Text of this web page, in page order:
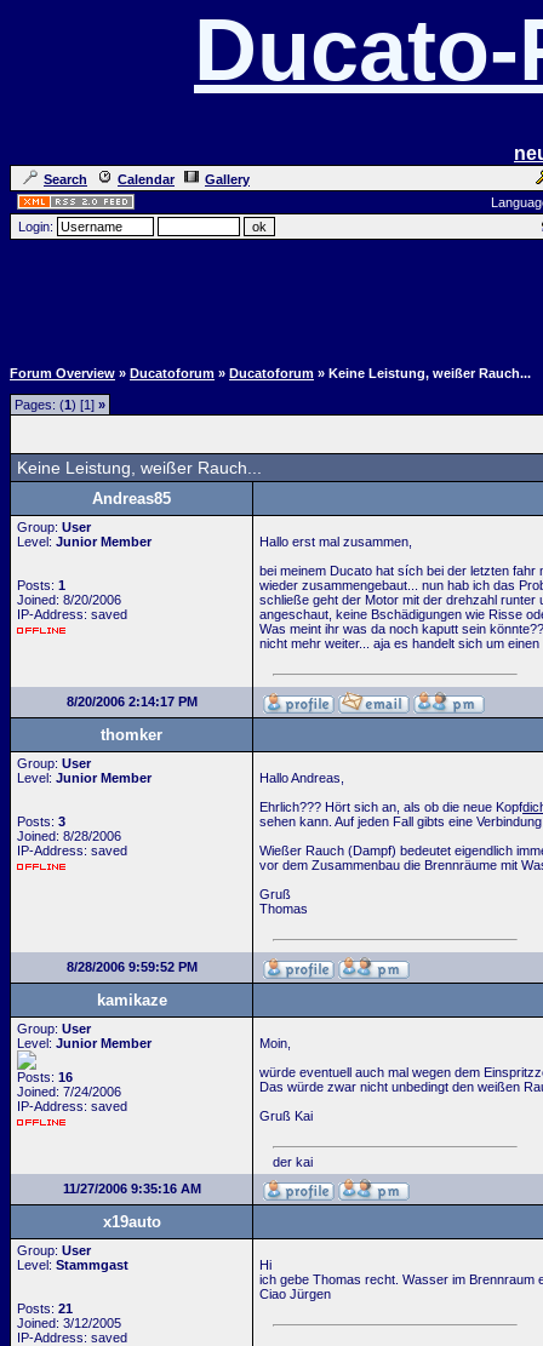
Search Calendar
Gallery
Login:
Forum Overview » Ducatoforum » Ducatoforum » Keine Leistung, weißer Rauch...
Pages: (1) [1] »
Keine Leistung, weißer Rauch...
Andreas85
Group: User
Level: Junior Member
Posts: 1
Joined: 8/20/2006
IP-Address: saved
Hallo erst mal zusammen,
bei meinem Ducato hat sích bei der letzten
wieder zusammengebaut... nun hab ich das
schließe geht der Motor mit der drehzahl
angeschaut, keine Bschädigungen wie Risse
Was meint ihr was da noch kaputt sein
nicht mehr weiter... aja es handelt sich um
8/20/2006 2:14:17 PM
thomker
Group: User
Level: Junior Member
Posts: 3
Joined: 8/28/2006
IP-Address: saved
Hallo Andreas,
Ehrlich??? Hört sich an, als ob die neue Kopf
sehen kann. Auf jeden Fall gibts eine
Wießer Rauch (Dampf) bedeutet eigendlich
vor dem Zusammenbau die Brennräume mit
Gruß
Thomas
8/28/2006 9:59:52 PM
kamikaze
Group: User
Level: Junior Member
Posts: 16
Joined: 7/24/2006
IP-Address: saved
Moin,
würde eventuell auch mal wegen dem
Das würde zwar nicht unbedingt den weißen
Gruß Kai
der kai
11/27/2006 9:35:16 AM
x19auto
Group: User
Level: Stammgast
Posts: 21
Joined: 3/12/2005
IP-Address: saved
Hi
ich gebe Thomas recht. Wasser im Brennraum
Ciao Jürgen